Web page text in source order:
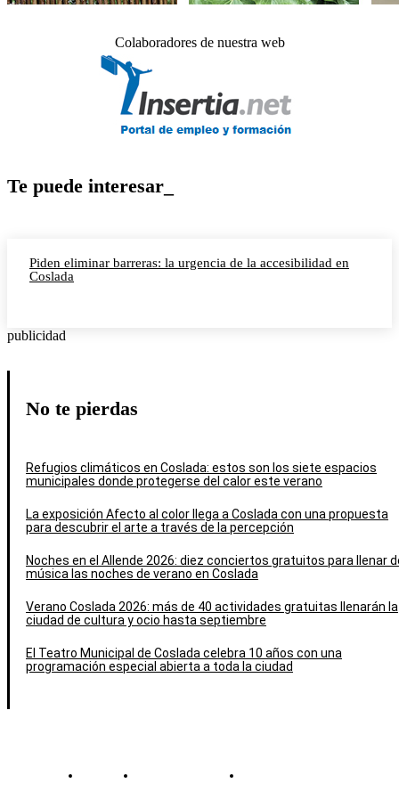
Colaboradores de nuestra web
Te puede interesar_
Piden eliminar barreras: la urgencia de la accesibilidad en
Coslada
publicidad
No te pierdas
Refugios climáticos en Coslada: estos son los siete espacios
municipales donde protegerse del calor este verano
La exposición Afecto al color llega a Coslada con una propuesta
para descubrir el arte a través de la percepción
Noches en el Allende 2026: diez conciertos gratuitos para llenar
música las noches de verano en Coslada
Verano Coslada 2026: más de 40 actividades gratuitas llenarán la
ciudad de cultura y ocio hasta septiembre
El Teatro Municipal de Coslada celebra 10 años con una
programación especial abierta a toda la ciudad
Contacto Política de cookies